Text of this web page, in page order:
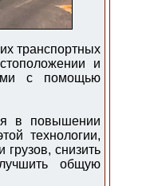
транспортных
и
с помощью
в повышении
технологии,
грузов, снизить
общую